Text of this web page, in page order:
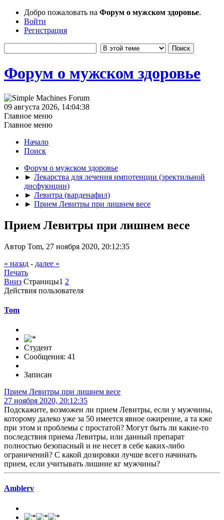
Добро пожаловать на Форум о мужском здоровье.
Войти
Регистрация
Форум о мужском здоровье
09 августа 2026, 14:04:38
Главное меню
Главное меню
Начало
Поиск
Форум о мужском здоровье
► Лекарства для лечения импотенции (эректильной
дисфукнции)
► Левитра (варденафил)
► Прием Левитры при лишнем весе
Прием Левитры при лишнем весе
Автор Tom, 27 ноября 2020, 20:12:35
« назад - далее »
Печать
Вниз Страницы1 2
Действия пользователя
Tom
Студент
Сообщения: 41
Записан
Прием Левитры при лишнем весе
27 ноября 2020, 20:12:35
Подскажите, возможен ли прием Левитры, если у мужчины,
которому далеко уже за 50 имеется явное ожирение, а та кже
при этом и проблемы с простатой? Могут быть ли какие-то
последствия приема Левитры, или данный препарат
полностью безопасный и не несет в себе каких-либо
ограничений? С какой дозировки лучше всего начинать
прием, если учитывать лишние кг мужчины?
Amblerv